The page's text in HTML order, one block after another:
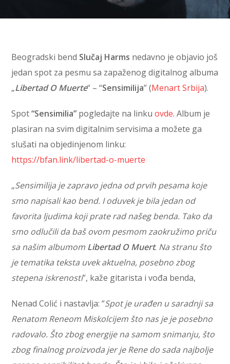
Beogradski bend Slučaj Harms nedavno je objavio još
jedan spot za pesmu sa zapaženog digitalnog albuma
„Libertad O Muerte“ – “Sensimilija” (Menart Srbija).
Spot“Sensimilia” pogledajte na linkuovde. Album je
plasiran na svim digitalnim servisima a možete ga
slušati na objedinjenom linku:
https://bfan.link/libertad-o-muerte
„Sensimilija je zapravo jedna od prvih pesama koje
smo napisali kao bend. I oduvek je bila jedan od
favorita ljudima koji prate rad našeg benda. Tako da
smo odlučili da baš ovom pesmom zaokružimo priču
sa našim albumom Libertad O Muert. Na stranu što
je tematika teksta uvek aktuelna, posebno zbog
stepena iskrenosti”, kaže gitarista i vođa benda,
Nenad Colić i nastavlja: “Spot je urađen u saradnji sa
Renatom Reneom Miskolcijem što nas je je posebno
radovalo. Što zbog energije na samom snimanju, što
zbog finalnog proizvoda jer je Rene do sada najbolje